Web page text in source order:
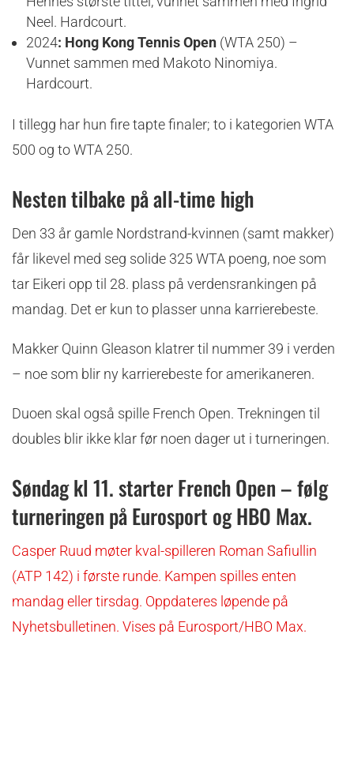
Neel. Hardcourt.
2024: Hong Kong Tennis Open (WTA 250) –
Vunnet sammen med Makoto Ninomiya.
Hardcourt.
I tillegg har hun fire tapte finaler; to i kategorien WTA
500 og to WTA 250.
Nesten tilbake på all-time high
Den 33 år gamle Nordstrand-kvinnen (samt makker)
får likevel med seg solide 325 WTA poeng, noe som
tar Eikeri opp til 28. plass på verdensrankingen på
mandag. Det er kun to plasser unna karrierebeste.
Makker Quinn Gleason klatrer til nummer 39 i verden
– noe som blir ny karrierebeste for amerikaneren.
Duoen skal også spille French Open. Trekningen til
doubles blir ikke klar før noen dager ut i turneringen.
Søndag kl 11. starter French Open – følg
turneringen på Eurosport og HBO Max.
Casper Ruud møter kval-spilleren Roman Safiullin
(ATP 142) i første runde. Kampen spilles enten
mandag eller tirsdag. Oppdateres løpende på
Nyhetsbulletinen. Vises på Eurosport/HBO Max.